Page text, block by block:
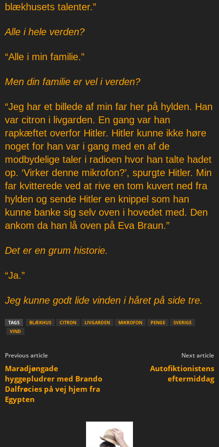
blækhusets talenter.”
Alle i hele verden?
“Alle i min familie.”
Men din familie er vel i verden?
“Jeg har et billede af min far her på hylden. Han
var citron i livgarden. En gang var han
rapkæftet overfor Hitler. Hitler kunne ikke høre
noget for han var i gang med en af de
modbydelige taler i radioen hvor han talte hadet
op. ‘Virker denne mikrofon?’, spurgte Hitler. Min
far kvitterede ved at rive en tom kuvert ned fra
hylden og sende Hitler en knippel som han
kunne banke sig selv oven i hovedet med. Den
ankom da han lå oven på Eva Braun.”
Det er en grum historie.
“Ja.”
Jeg kunne godt lide vinden i håret på side tre.
TAGS BLÆKHUS CITRON LIVGARDEN MIKROFON PENGE
SVERIGE
VIND
Previous article
Maradjøngade
hyggepludrer med Brando
Dalfrøcies på vej hjem fra
Egypten
Next article
Autofiktionistens
eftermiddag